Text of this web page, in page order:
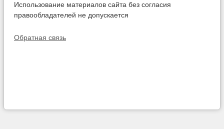
Использование материалов сайта без согласия
правообладателей не допускается
Обратная связь